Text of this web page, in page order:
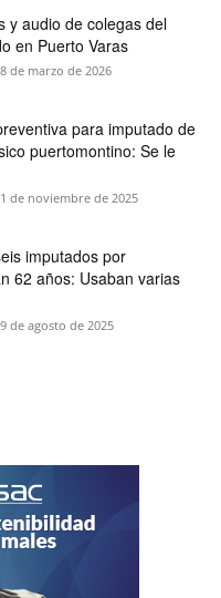
y audio de colegas del
en Puerto Varas
de marzo de 2026
para imputado de
puertomontino: Se le
de noviembre de 2025
imputados por
62 años: Usaban varias
de agosto de 2025